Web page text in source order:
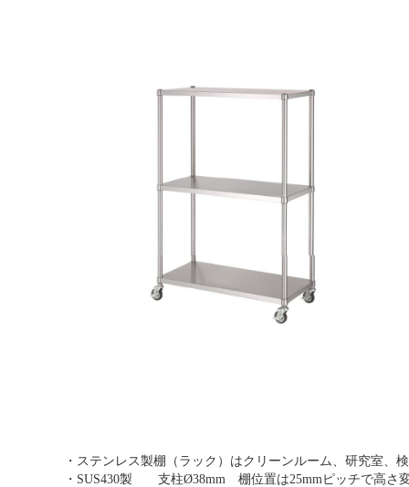
・ステンレス製棚（ラック）はクリーンルーム、研究室
・SUS430製 支柱Ø38mm 棚位置は25mmピッチで高さ